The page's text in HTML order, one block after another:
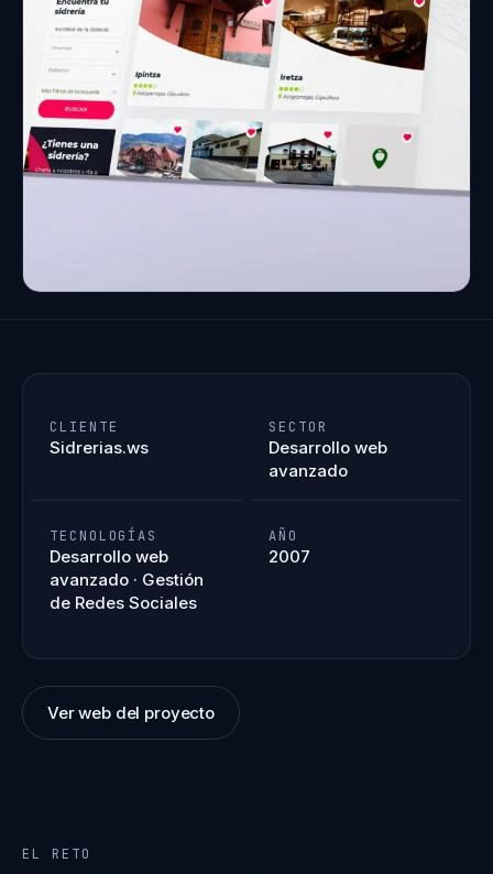
CLIENTE
Sidrerias.ws
SECTOR
Desarrollo web
avanzado
TECNOLOGÍAS
Desarrollo web
avanzado · Gestión
de Redes Sociales
AÑO
2007
Ver web del proyecto
EL RETO